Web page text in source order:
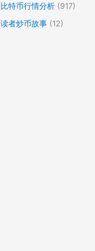
比特币行情分析 (917)
读者炒币故事 (12)